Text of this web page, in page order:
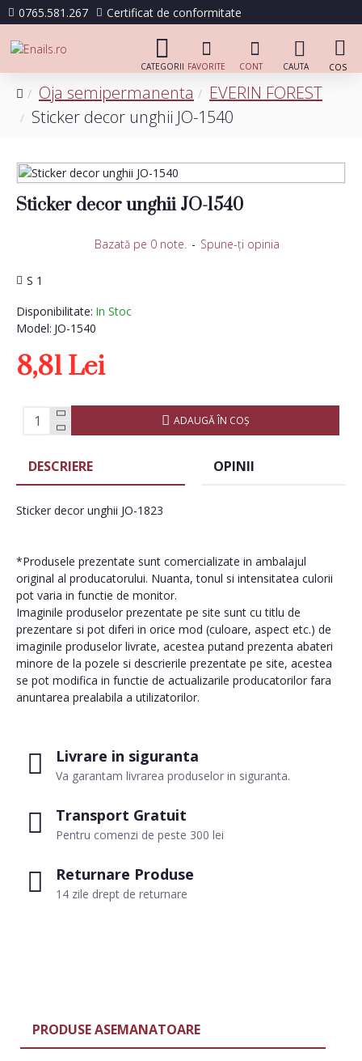
0765.581.267 Certificat de conformitate
Oja semipermanenta
EVERIN FOREST
Sticker decor unghii JO-1540
Sticker decor unghii JO-1540
Disponibilitate: In Stoc
Model: JO-1540
S 1
Bazată pe 0 note. - Spune-ţi opinia
8,81 Lei
ADAUGĂ ÎN COŞ
Livrare in siguranta
Va garantam livrarea produselor in siguranta.
Transport Gratuit
Pentru comenzi de peste 300 lei
Returnare Produse
14 zile drept de returnare
DESCRIERE OPINII
Sticker decor unghii JO-1823
*Produsele prezentate sunt comercializate in ambalajul
original al producatorului. Nuanta, tonul si intensitatea culorii
pot varia in functie de monitor.
Imaginile produselor prezentate pe site sunt cu titlu de
prezentare si pot diferi in orice mod (culoare, aspect etc.) de
imaginile produselor livrate, acestea putand prezenta abateri
minore de la pozele si descrierile prezentate pe site, acestea
se pot modifica in functie de actualizarile producatorilor fara
anuntarea prealabila a utilizatorilor.
PRODUSE ASEMANATOARE